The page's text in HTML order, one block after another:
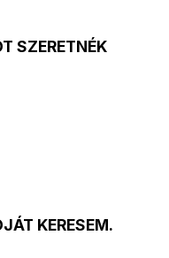
SZERETNÉK
KERESEM.